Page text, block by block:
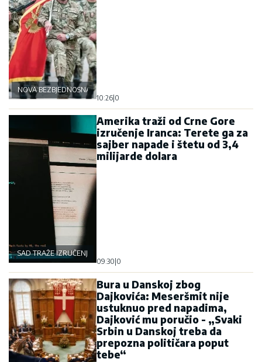
NOVA BEZBJEDNOSNA OSOVINA
10:26 0
SAD TRAŽE IZRUČENJE
Amerika traži od Crne Gore
izručenje Iranca: Terete ga za
sajber napade i štetu od 3,4
milijarde dolara
09:30 0
Bura u Danskoj zbog
Dajkovića: Meseršmit nije
ustuknuo pred napadima,
Dajković mu poručio - „Svaki
Srbin u Danskoj treba da
prepozna političara poput
tebe“